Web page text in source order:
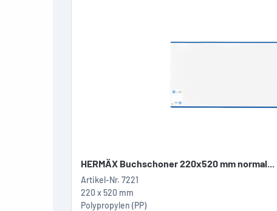
HERMÄX Buchschoner 220x520 mm normal...
Artikel-Nr. 7221
220 x 520 mm
Polypropylen (PP)